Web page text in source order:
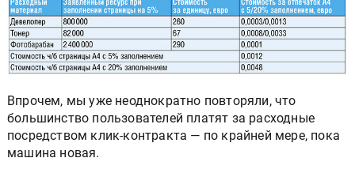
Впрочем, мы уже неоднократно повторяли, что
большинство пользователей платят за расходные
посредством клик-контракта — по крайней мере, пока
машина новая.